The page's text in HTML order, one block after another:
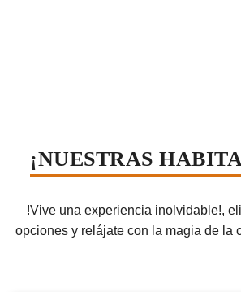
¡NUESTRAS
!Vive una experiencia inolvidable!,
opciones y relájate con la magia de la